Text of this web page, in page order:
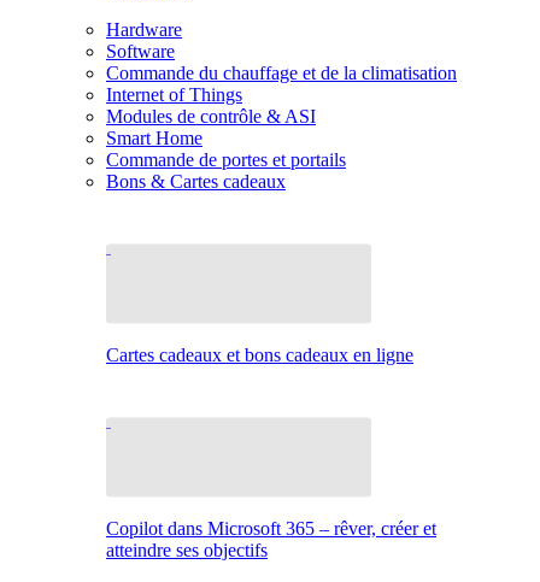
Hardware
Software
Commande du chauffage et de la climatisation
Internet of Things
Modules de contrôle & ASI
Smart Home
Commande de portes et portails
Bons & Cartes cadeaux
Cartes cadeaux et bons cadeaux en ligne
Copilot dans Microsoft 365 – rêver, créer et
atteindre ses objectifs